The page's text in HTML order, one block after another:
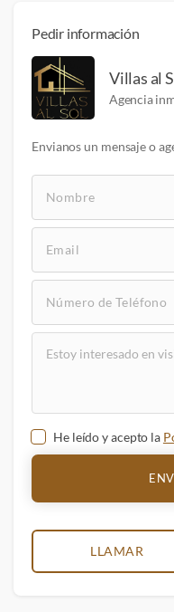
Pedir información
Villas al
Agencia
Envianos un mensaje o
He leído y acepto la
LLAMAR